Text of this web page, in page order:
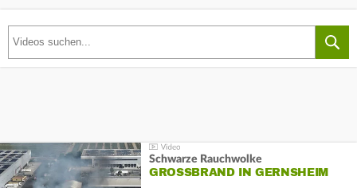
Schwarze Rauchwolke
GROSSBRAND IN GERNSHEIM